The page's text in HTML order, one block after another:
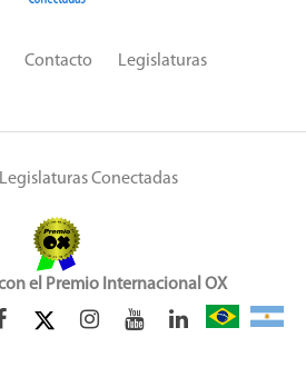
Contacto Legislaturas
Conectadas
el Premio Internacional OX